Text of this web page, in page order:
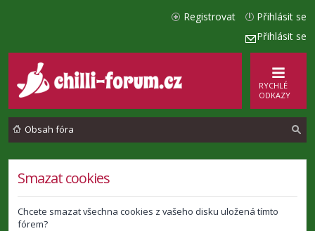
Přihlásit se
Přihlásit se
Registrovat
RYCHLÉ
ODKAZY
Obsah fóra
Smazat cookies
Chcete smazat všechna cookies z vašeho disku uložená tímto
fórem?